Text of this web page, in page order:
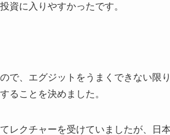
資に入りやすかったです。
で、エグジットをうまくできない限
ることを決めました。
レクチャーを受けていましたが、日